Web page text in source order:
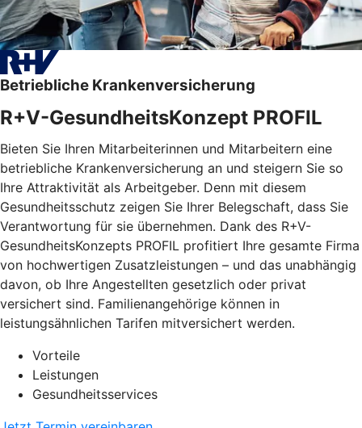
Betriebliche Krankenversicherung
R+V-GesundheitsKonzept PROFIL
Bieten Sie Ihren Mitarbeiterinnen und Mitarbeitern eine
betriebliche Krankenversicherung an und steigern Sie so
Ihre Attraktivität als Arbeitgeber. Denn mit diesem
Gesundheitsschutz zeigen Sie Ihrer Belegschaft, dass Sie
Verantwortung für sie übernehmen. Dank des R+V-
GesundheitsKonzepts PROFIL profitiert Ihre gesamte Firma
von hochwertigen Zusatzleistungen – und das unabhängig
davon, ob Ihre Angestellten gesetzlich oder privat
versichert sind. Familienangehörige können in
leistungsähnlichen Tarifen mitversichert werden.
Vorteile
Leistungen
Gesundheitsservices